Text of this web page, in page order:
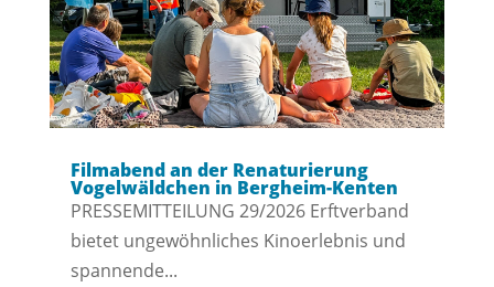
Filmabend an der Renaturierung
Vogelwäldchen in Bergheim-Kenten
PRESSEMITTEILUNG 29/2026 Erftverband
bietet ungewöhnliches Kinoerlebnis und
spannende...